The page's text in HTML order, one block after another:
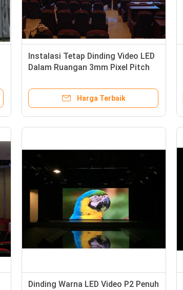
Instalasi Tetap Dinding Video LED
Dalam Ruangan 3mm Pixel Pitch
Harga Terbaik
Dinding Warna LED Video P2 Penuh